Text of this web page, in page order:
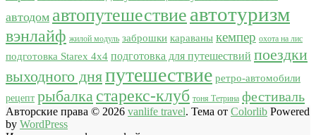
автодом автопутешествие автотуризм
вэнлайф жилой модуль заброшки караваны кемпер охота на лис
подготовка Starex 4x4 подготовка для путешествий поездки
выходного дняпутешествие ретро-автомобили
рецепт рыбалка старекс-клуб тоня Тетрина фестиваль
Авторские права © 2026 vanlife travel. Тема от Colorlib Powered
by WordPress